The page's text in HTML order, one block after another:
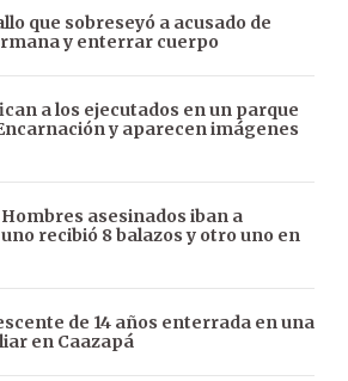
que sobreseyó a acusado de
y enterrar cuerpo
a los ejecutados en un parque
y aparecen imágenes
asesinados iban a
recibió 8 balazos y otro uno en
de 14 años enterrada en una
en Caazapá